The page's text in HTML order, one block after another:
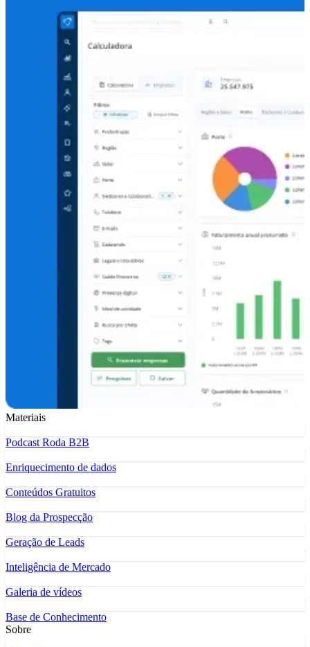
Materiais
Podcast Roda B2B
Enriquecimento de dados
Conteúdos Gratuitos
Blog da Prospecção
Geração de Leads
Inteligência de Mercado
Galeria de vídeos
Base de Conhecimento
Sobre